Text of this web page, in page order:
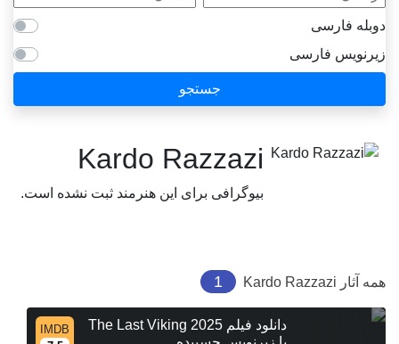
دوبله فارسی
زیرنویس فارسی
جستجو
Kardo Razzazi
بیوگرافی برای این هنرمند ثبت نشده است.
همه آثار Kardo Razzazi
1
دانلود فیلم The Last Viking 2025
IMDB